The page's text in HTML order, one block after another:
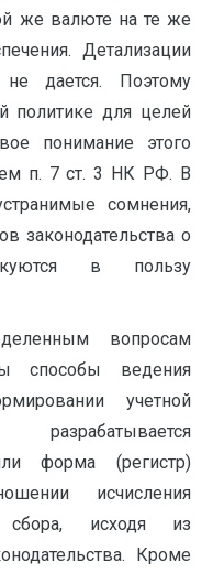
же валюте на те же
Детализации
не дается. Поэтому
поли­тике для целей
понимание этого
п. 7 ст. 3 НК РФ. В
сомнения,
законодательства о
в пользу
вопросам
способы ведения
учетной
форма (регистр)
исчисления
сбора, исходя из
Кроме